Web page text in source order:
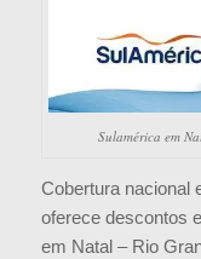
Sulamérica em
Cobertura nacional
oferece descontos
em Natal – Rio